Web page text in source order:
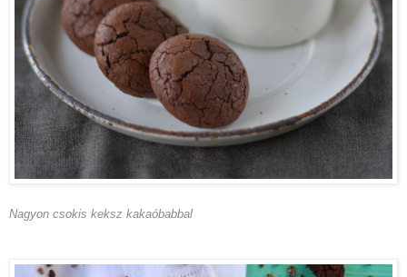
Nagyon csokis keksz kakaóbabbal